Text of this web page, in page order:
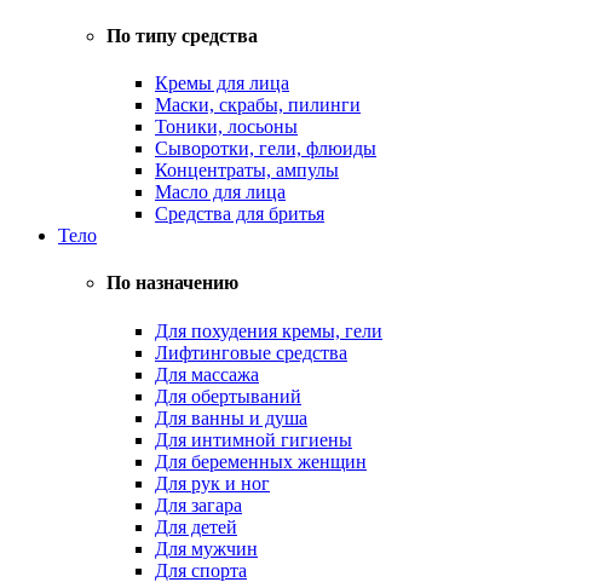
По типу средства
Кремы для лица
Маски, скрабы, пилинги
Тоники, лосьоны
Сыворотки, гели, флюиды
Концентраты, ампулы
Масло для лица
Средства для бритья
Тело
По назначению
Для похудения кремы, гели
Лифтинговые средства
Для массажа
Для обертываний
Для ванны и душа
Для интимной гигиены
Для беременных женщин
Для рук и ног
Для загара
Для детей
Для мужчин
Для спорта